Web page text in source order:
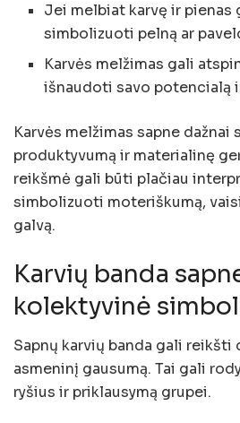
Jei melbiat karvę ir pienas
simbolizuoti pelną ar
Karvės melžimas gali
išnaudoti savo potencialą
Karvės melžimas sapne dažnai
produktyvumą ir materialinę
reikšmė gali būti plačiau
simbolizuoti moteriškumą,
galvą.
Karvių banda
kolektyvinė
Sapnų karvių banda gali reikšti
asmeninį gausumą. Tai gali
ryšius ir priklausymą grupei.